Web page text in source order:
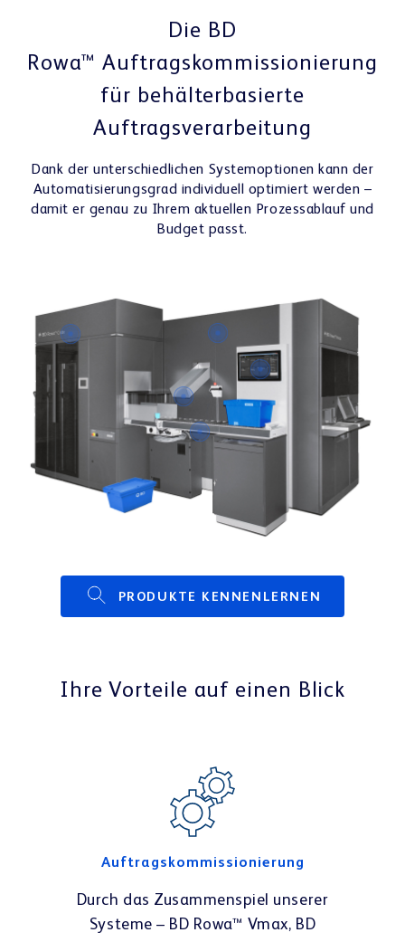
Die BD
Rowa™ Auftragskommissionierung
für behälterbasierte
Auftragsverarbeitung
Dank der unterschiedlichen Systemoptionen kann der
Automatisierungsgrad individuell optimiert werden –
damit er genau zu Ihrem aktuellen Prozessablauf und
Budget passt.
PRODUKTE KENNENLERNEN
Ihre Vorteile auf einen Blick
Auftragskommissionierung
Durch das Zusammenspiel unserer
Systeme – BD Rowa™ Vmax, BD